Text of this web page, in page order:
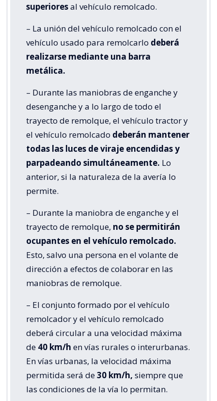
superioresal vehículo remolcado.
– La unión del vehículo remolcado con el
vehículo usado para remolcarlo deberá
realizarse mediante una barra
metálica.
– Durante las maniobras de enganche y
desenganche y a lo largo de todo el
trayecto de remolque, el vehículo tractor y
el vehículo remolcado deberán mantener
todas las luces de viraje encendidas y
parpadeando simultáneamente. Lo
anterior, si la naturaleza de la avería lo
permite.
– Durante la maniobra de enganche y el
trayecto de remolque, no se permitirán
ocupantes en el vehículo remolcado.
Esto, salvo una persona en el volante de
dirección a efectos de colaborar en las
maniobras de remolque.
– El conjunto formado por el vehículo
remolcador y el vehículo remolcado
deberá circular a una velocidad máxima
de 40 km/h en vías rurales o interurbanas.
En vías urbanas, la velocidad máxima
permitida será de30 km/h, siempre que
las condiciones de la vía lo permitan.